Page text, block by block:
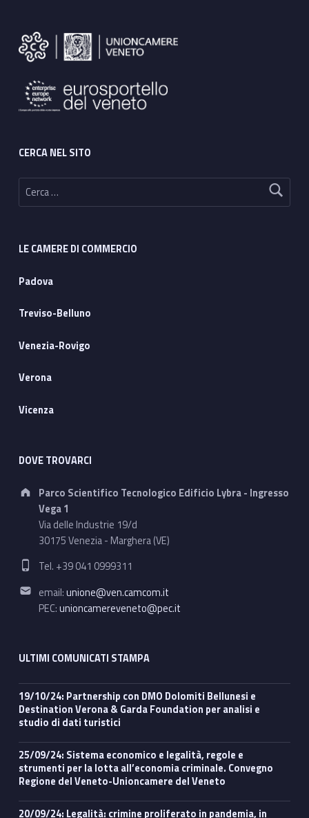
CERCA NEL SITO
Ricerca per:
LE CAMERE DI COMMERCIO
Padova
Treviso-Belluno
Venezia-Rovigo
Verona
Vicenza
DOVE TROVARCI
Address:
Parco Scientifico Tecnologico Edificio Lybra - Ingresso
Vega 1
Via delle Industrie 19/d
30175 Venezia - Marghera (VE)
Phone number:
Tel. +39 041 0999311
Email address:
email:unione@ven.camcom.it
PEC:unioncamereveneto@pec.it
ULTIMI COMUNICATI STAMPA
19/10/24: Partnership con DMO Dolomiti Bellunesi e
Destination Verona & Garda Foundation per analisi e
studio di dati turistici
25/09/24: Sistema economico e legalità, regole e
strumenti per la lotta all’economia criminale. Convegno
Regione del Veneto-Unioncamere del Veneto
20/09/24: Legalità: crimine proliferato in pandemia, in